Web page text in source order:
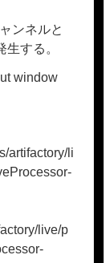
ンネルと
する。
window
artifactory/li
live/p